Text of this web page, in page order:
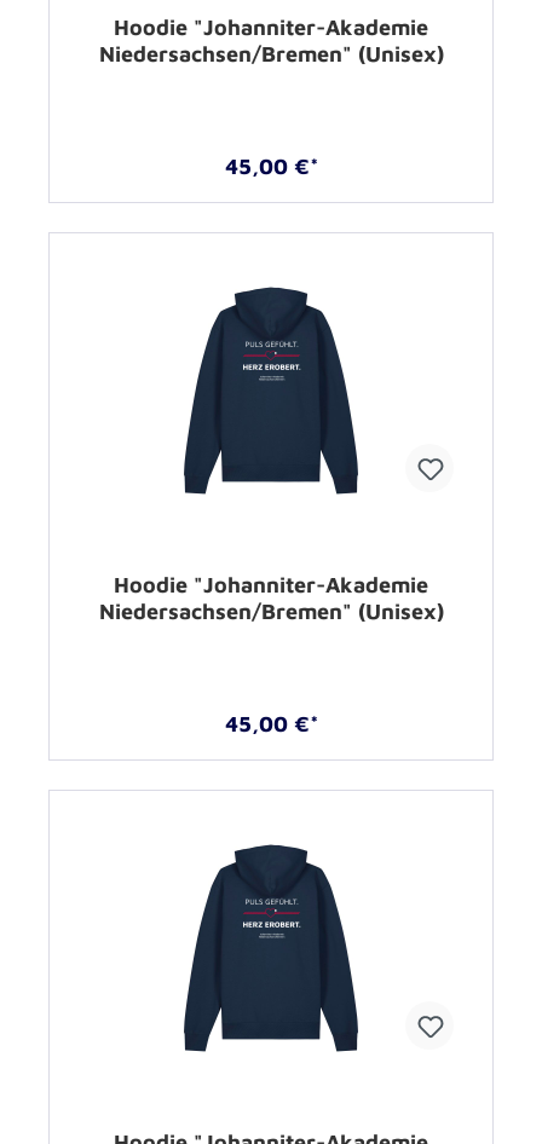
Hoodie "Johanniter-Akademie
Niedersachsen/Bremen" (Unisex)
45,00 €*
Hoodie "Johanniter-Akademie
Niedersachsen/Bremen" (Unisex)
45,00 €*